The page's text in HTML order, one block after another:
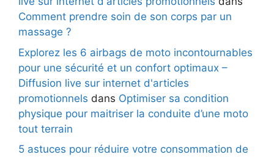
Comment prendre soin de son corps par un
massage ?
Explorez les 6 airbags de moto incontournables
pour une sécurité et un confort optimaux –
Diffusion live sur internet d'articles
promotionnels dans Optimiser sa condition
physique pour maitriser la conduite d’une moto
tout terrain
5 astuces pour réduire votre consommation de